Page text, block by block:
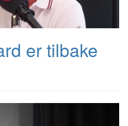
er tilbake